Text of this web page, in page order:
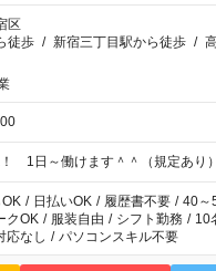
区
徒歩 / 新宿三丁目駅から徒歩 /
1日～働けます＾＾（規定あり）
/ 日払いOK / 履歴書不要 / 40～
クOK / 服装自由 / シフト勤務 / 10
応なし / パソコンスキル不要